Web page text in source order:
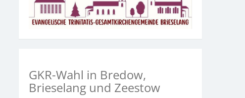
GKR-Wahl in Bredow,
Brieselang und Zeestow